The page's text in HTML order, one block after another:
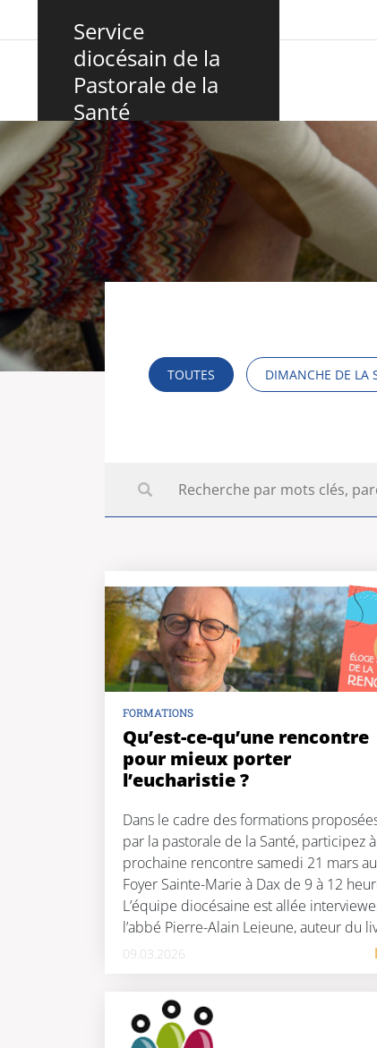
Service
diocésain de la
Pastorale de la
Santé
TOUTES DIMANCHE DE LA
FORMATIONS
Qu’est-ce-qu’une rencontre
pour mieux porter
l’eucharistie ?
Dans le cadre des formations
par la pastorale de la Santé, participez
prochaine rencontre samedi 21 mars au
Foyer Sainte-Marie à Dax de 9 à 12
L’équipe diocésaine est allée
l’abbé Pierre-Alain Lejeune, auteur du
« Éloge spirituel de la rencontre ».
09.03.2026